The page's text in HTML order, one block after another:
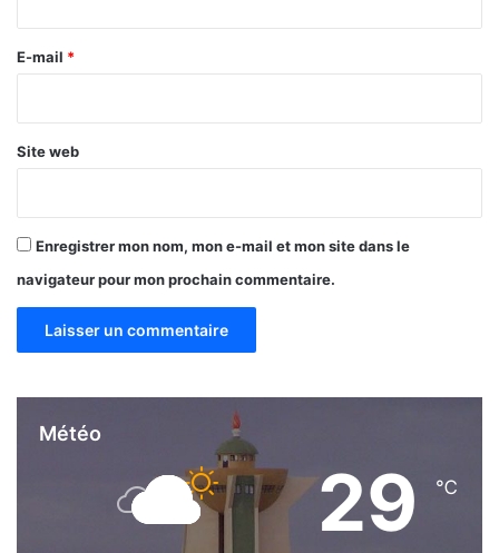
e
E-mail *
Site web
Enregistrer mon nom, mon e-mail et mon site dans le
navigateur pour mon prochain commentaire.
Météo
29 ℃